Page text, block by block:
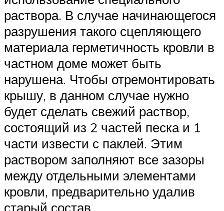
раствора. В случае начинающегося
разрушения такого сцепляющего
материала герметичность кровли в
частном доме может быть
нарушена. Чтобы отремонтировать
крышу, в данном случае нужно
будет сделать свежий раствор,
состоящий из 2 частей песка и 1
части извести с паклей. Этим
раствором заполняют все зазоры
между отдельными элементами
кровли, предварительно удалив
старый состав.